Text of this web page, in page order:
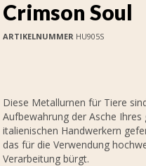
Crimson Soul
ARTIKELNUMMERHU905S
Diese Metallurnen für Tiere
Aufbewahrung der Asche
italienischen Handwerkern
das für die Verwendung
Verarbeitung bürgt.